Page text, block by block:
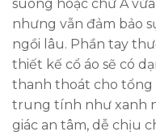
suông hoặc chữ A
nhưng vẫn đảm bảo
ngồi lâu. Phần tay
thiết kế cổ áo sẽ có
thanh thoát cho tổng
trung tính như xanh
giác an tâm, dễ chịu